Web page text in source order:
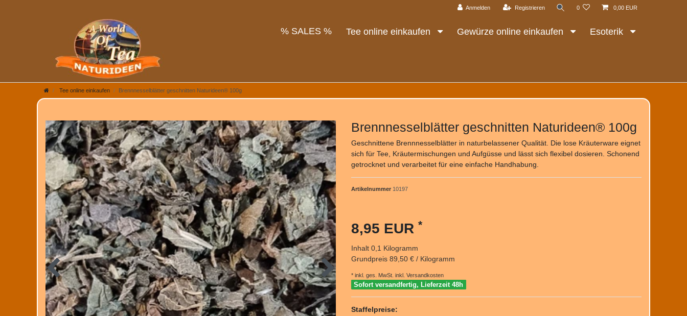
Anmelden Registrieren 0 0,00 EUR
% SALES % Tee online einkaufen Gewürze online einkaufen Esoterik
Tee online einkaufen Brennnesselblätter geschnitten Naturideen® 100g
Brennnesselblätter geschnitten Naturideen® 100g
Geschnittene Brennnesselblätter in naturbelassener Qualität. Die lose Kräuterware eignet
sich für Tee, Kräutermischungen und Aufgüsse und lässt sich flexibel dosieren. Schonend
getrocknet und verarbeitet für eine einfache Handhabung.
Artikelnummer 10197
8,95 EUR *
Inhalt 0,1 Kilogramm
Grundpreis 89,50 € / Kilogramm
* inkl. ges. MwSt. inkl. Versandkosten
Sofort versandfertig, Lieferzeit 48h
Staffelpreise: